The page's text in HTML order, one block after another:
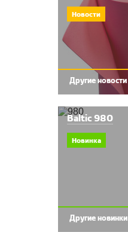
Новости
Другие новости
Baltic 980
Новинка
Другие новинки